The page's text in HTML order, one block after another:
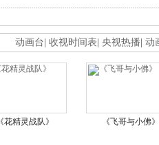
动画台 收视时间表 央视热播 动
《花精灵战队》 《飞哥与小佛》